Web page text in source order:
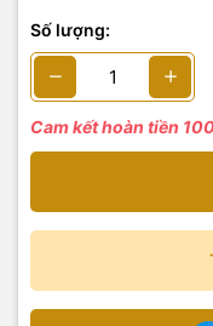
Số lượng:
Cam kết hoàn tiền